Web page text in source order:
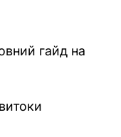
гайд на